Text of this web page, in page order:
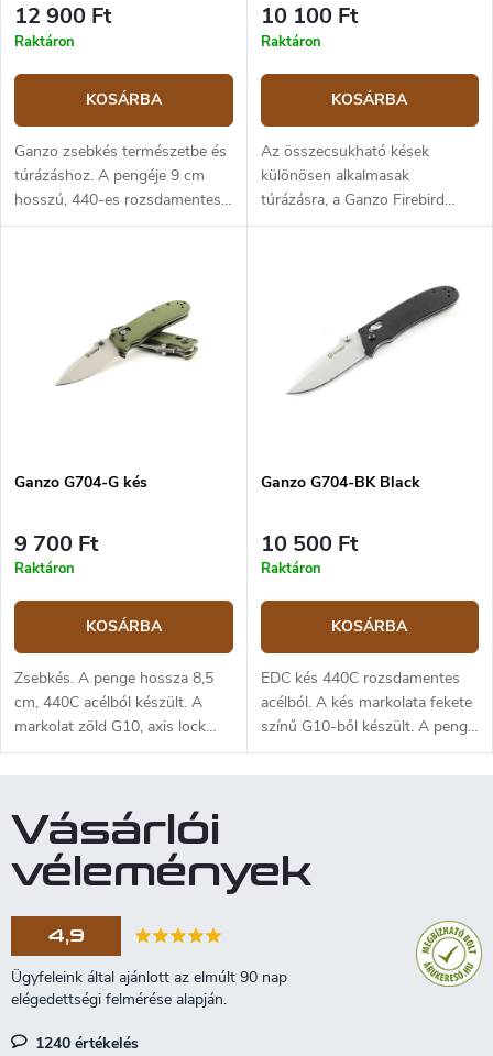
12 900 Ft
Raktáron
KOSÁRBA
Ganzo zsebkés természetbe és
túrázáshoz. A pengéje 9 cm
hosszú, 440-es rozsdamentes
acélból készült, a markolat zöld
10 100 Ft
Raktáron
KOSÁRBA
Az összecsukható kések
különösen alkalmasak
túrázásra, a Ganzo Firebird
G727M-BK modell pedig
amellyel a természetben
találkozhat.A 440C
rozsdamentes acél penge és a
G10 markolat tökéletesen
ellenáll még zord körülmények
Ganzo G704-G kés
9 700 Ft
Raktáron
KOSÁRBA
Zsebkés. A penge hossza 8,5
cm, 440C acélból készült. A
markolat zöld G10, axis lock
típusú zárral.
Ganzo G704-BK Black
10 500 Ft
Raktáron
KOSÁRBA
EDC kés 440C rozsdamentes
acélból. A kés markolata fekete
színű G10-ből készült. A penge
hossza 8,5 cm.
Vásárlói
vélemények
4,9
1240 értékelés